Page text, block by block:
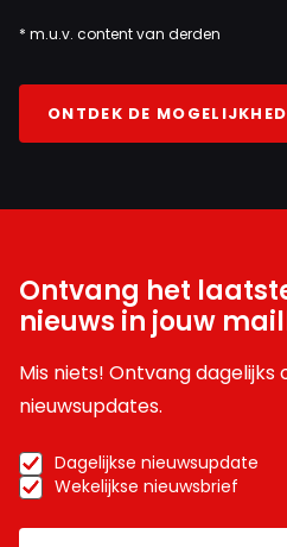
* m.u.v. content van derden
ONTDEK DE
Ontvang het
nieuws in jouw
Mis niets! Ontvang dagelijks
nieuwsupdates.
Dagelijkse nieuwsupdate
Wekelijkse nieuwsbrief